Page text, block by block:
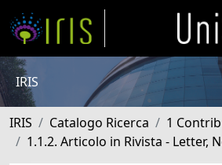
IRIS
IRIS Catalogo Ricerca
1
1.1.2. Articolo in Rivista - Letter,